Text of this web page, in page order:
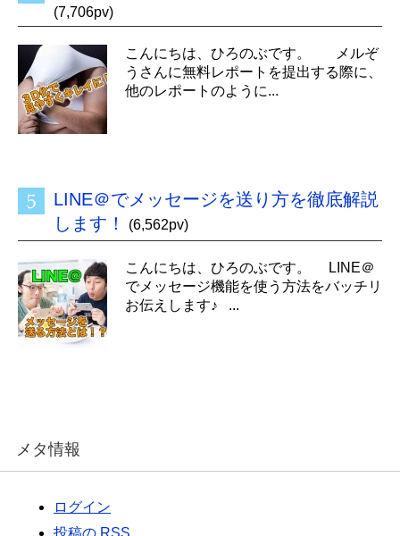
(7,706pv)
こんにちは、ひろのぶです。 メルぞ
うさんに無料レポートを提出する際に、
他のレポートのように...
LINE＠でメッセージを送り方を徹底解説
します！
(6,562pv)
こんにちは、ひろのぶです。 LINE＠
でメッセージ機能を使う方法をバッチリ
お伝えします♪ ...
メタ情報
ログイン